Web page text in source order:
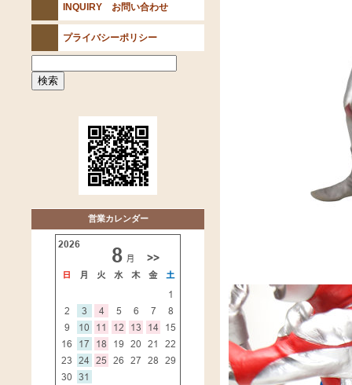
INQUIRY お問い合わせ
プライバシーポリシー
営業カレンダー